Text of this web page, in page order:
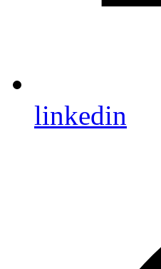
linkedin